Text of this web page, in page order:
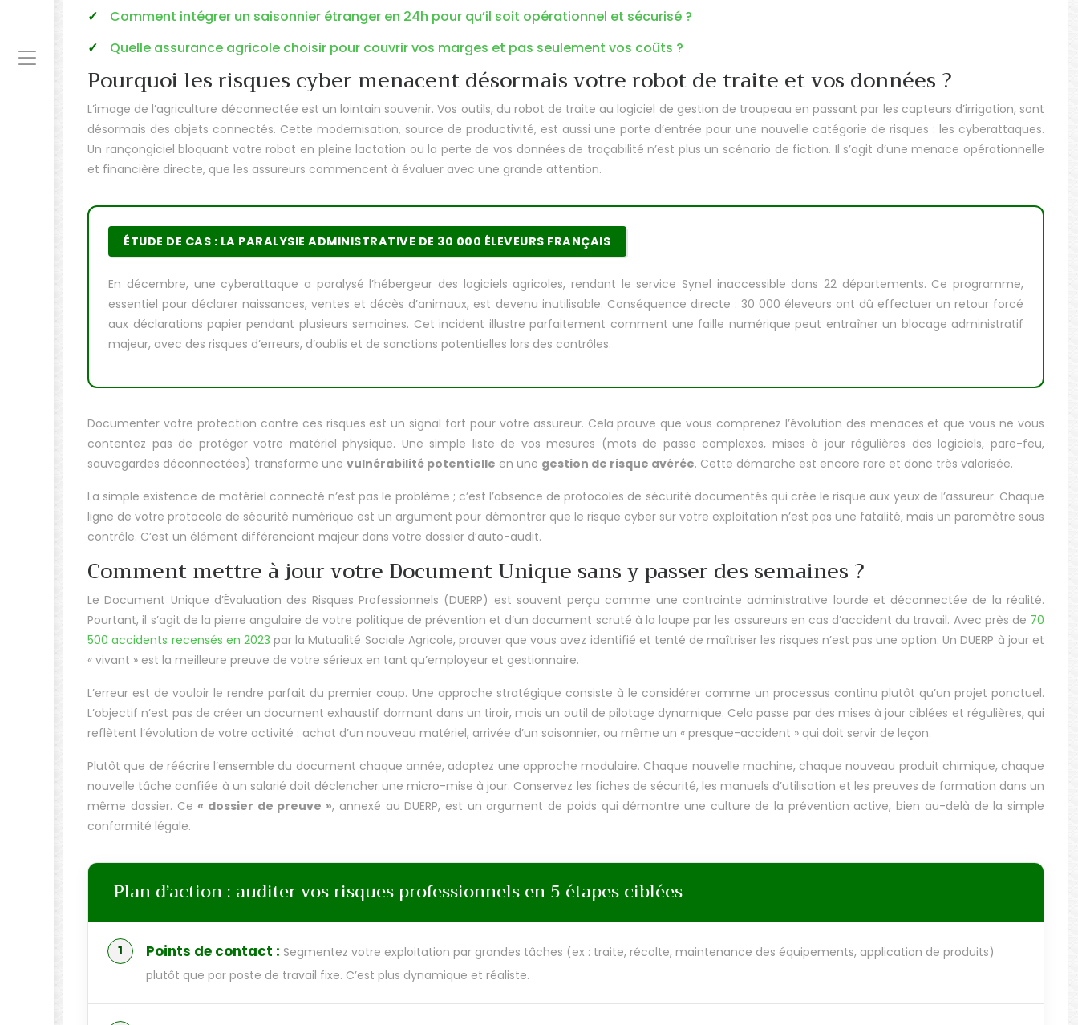
Comment intégrer un saisonnier étranger en 24h pour qu’il soit opérationnel et sécurisé ?
Quelle assurance agricole choisir pour couvrir vos marges et pas seulement vos coûts ?
Pourquoi les risques cyber menacent désormais votre robot de traite et vos données ?
L’image de l’agriculture déconnectée est un lointain souvenir. Vos outils, du robot de traite au logiciel de gestion de troupeau en passant par les capteurs d’irrigation, sont
désormais des objets connectés. Cette modernisation, source de productivité, est aussi une porte d’entrée pour une nouvelle catégorie de risques : les cyberattaques.
Un rançongiciel bloquant votre robot en pleine lactation ou la perte de vos données de traçabilité n’est plus un scénario de fiction. Il s’agit d’une menace opérationnelle
et financière directe, que les assureurs commencent à évaluer avec une grande attention.
ÉTUDE DE CAS : LA PARALYSIE ADMINISTRATIVE DE 30 000 ÉLEVEURS FRANÇAIS
En décembre, une cyberattaque a paralysé l’hébergeur des logiciels agricoles, rendant le service Synel inaccessible dans 22 départements. Ce programme,
essentiel pour déclarer naissances, ventes et décès d’animaux, est devenu inutilisable. Conséquence directe : 30 000 éleveurs ont dû effectuer un retour forcé
aux déclarations papier pendant plusieurs semaines. Cet incident illustre parfaitement comment une faille numérique peut entraîner un blocage administratif
majeur, avec des risques d’erreurs, d’oublis et de sanctions potentielles lors des contrôles.
Documenter votre protection contre ces risques est un signal fort pour votre assureur. Cela prouve que vous comprenez l’évolution des menaces et que vous ne vous
contentez pas de protéger votre matériel physique. Une simple liste de vos mesures (mots de passe complexes, mises à jour régulières des logiciels, pare-feu,
sauvegardes déconnectées) transforme unevulnérabilité potentielle en une gestion de risque avérée. Cette démarche est encore rare et donc très valorisée.
La simple existence de matériel connecté n’est pas le problème ; c’est l’absence de protocoles de sécurité documentés qui crée le risque aux yeux de l’assureur. Chaque
ligne de votre protocole de sécurité numérique est un argument pour démontrer que le risque cyber sur votre exploitation n’est pas une fatalité, mais un paramètre sous
contrôle. C’est un élément différenciant majeur dans votre dossier d’auto-audit.
Comment mettre à jour votre Document Unique sans y passer des semaines ?
Le Document Unique d’Évaluation des Risques Professionnels (DUERP) est souvent perçu comme une contrainte administrative lourde et déconnectée de la réalité.
Pourtant, il s’agit de la pierre angulaire de votre politique de prévention et d’un document scruté à la loupe par les assureurs en cas d’accident du travail. Avec près de 70
500 accidents recensés en 2023 par la Mutualité Sociale Agricole, prouver que vous avez identifié et tenté de maîtriser les risques n’est pas une option. Un DUERP à jour et
« vivant » est la meilleure preuve de votre sérieux en tant qu’employeur et gestionnaire.
L’erreur est de vouloir le rendre parfait du premier coup. Une approche stratégique consiste à le considérer comme un processus continu plutôt qu’un projet ponctuel.
L’objectif n’est pas de créer un document exhaustif dormant dans un tiroir, mais un outil de pilotage dynamique. Cela passe par des mises à jour ciblées et régulières, qui
reflètent l’évolution de votre activité : achat d’un nouveau matériel, arrivée d’un saisonnier, ou même un « presque-accident » qui doit servir de leçon.
Plutôt que de réécrire l’ensemble du document chaque année, adoptez une approche modulaire. Chaque nouvelle machine, chaque nouveau produit chimique, chaque
nouvelle tâche confiée à un salarié doit déclencher une micro-mise à jour. Conservez les fiches de sécurité, les manuels d’utilisation et les preuves de formation dans un
même dossier. Ce« dossier de preuve », annexé au DUERP, est un argument de poids qui démontre une culture de la prévention active, bien au-delà de la simple
conformité légale.
Plan d’action : auditer vos risques professionnels en 5 étapes ciblées
Points de contact : Segmentez votre exploitation par grandes tâches (ex : traite, récolte, maintenance des équipements, application de produits)
plutôt que par poste de travail fixe. C’est plus dynamique et réaliste.